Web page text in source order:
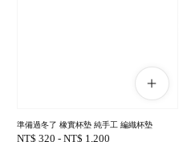
準備過冬了 橡實杯墊 純手工 編織杯墊
Regular
NT$ 320 - NT$ 1,200